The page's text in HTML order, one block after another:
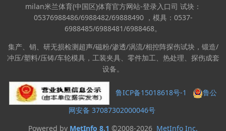
milan米兰体育(中国区)体育官方网站-登录入口司 试块：
05376988486/6988482/69888490 ，模具：0537-
6988485/6988481/6988468。
集产、销、研无损检测超声/磁粉/渗透/涡流/相控阵探伤试块，锻造/
冲压/塑料/压铸/车轮模具，工装夹具、零件加工、热处理、探伤成套
设备。
鲁ICP备15018618号-1
鲁公
网安备 37087302000046号
Powered by MetInfo 8.1 ©2008-2026 MetInfo Inc.